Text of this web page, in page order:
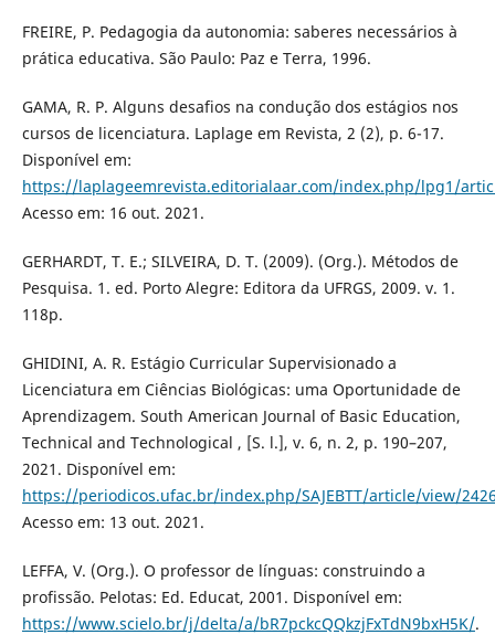
FREIRE, P. Pedagogia da autonomia: saberes necessários à
prática educativa. São Paulo: Paz e Terra, 1996.
GAMA, R. P. Alguns desafios na condução dos estágios nos
cursos de licenciatura. Laplage em Revista, 2 (2), p. 6-17.
Disponível em:
https://laplageemrevista.editorialaar.com/index.php/lpg1/
Acesso em: 16 out. 2021.
GERHARDT, T. E.; SILVEIRA, D. T. (2009). (Org.). Métodos de
Pesquisa. 1. ed. Porto Alegre: Editora da UFRGS, 2009. v. 1.
118p.
GHIDINI, A. R. Estágio Curricular Supervisionado a
Licenciatura em Ciências Biológicas: uma Oportunidade de
Aprendizagem. South American Journal of Basic Education,
Technical and Technological , [S. l.], v. 6, n. 2, p. 190–207,
2021. Disponível em:
https://periodicos.ufac.br/index.php/SAJEBTT/article/view/
Acesso em: 13 out. 2021.
LEFFA, V. (Org.). O professor de línguas: construindo a
profissão. Pelotas: Ed. Educat, 2001. Disponível em:
https://www.scielo.br/j/delta/a/bR7pckcQQkzjFxTdN9bxH5K/.